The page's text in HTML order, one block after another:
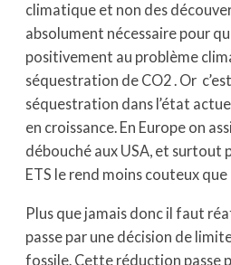
climatique et non des
absolument nécessaire pour
positivement au problème
séquestration de CO2 . Or
séquestration dans l’état
en croissance. En Europe on
débouché aux USA, et surtout
ETS le rend moins couteux que
Plus que jamais donc il faut
passe par une décision de
fossile. Cette réduction passe